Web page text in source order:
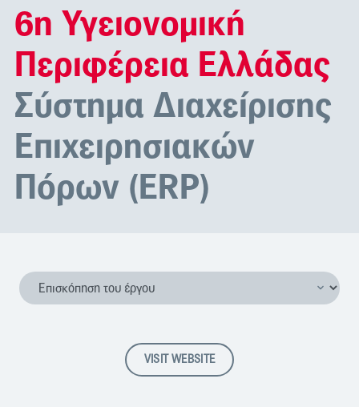
6η Υγειονομική
Περιφέρεια Ελλάδας
Σύστημα Διαχείρισης
Επιχειρησιακών
Πόρων (ERP)
VISIT WEBSITE